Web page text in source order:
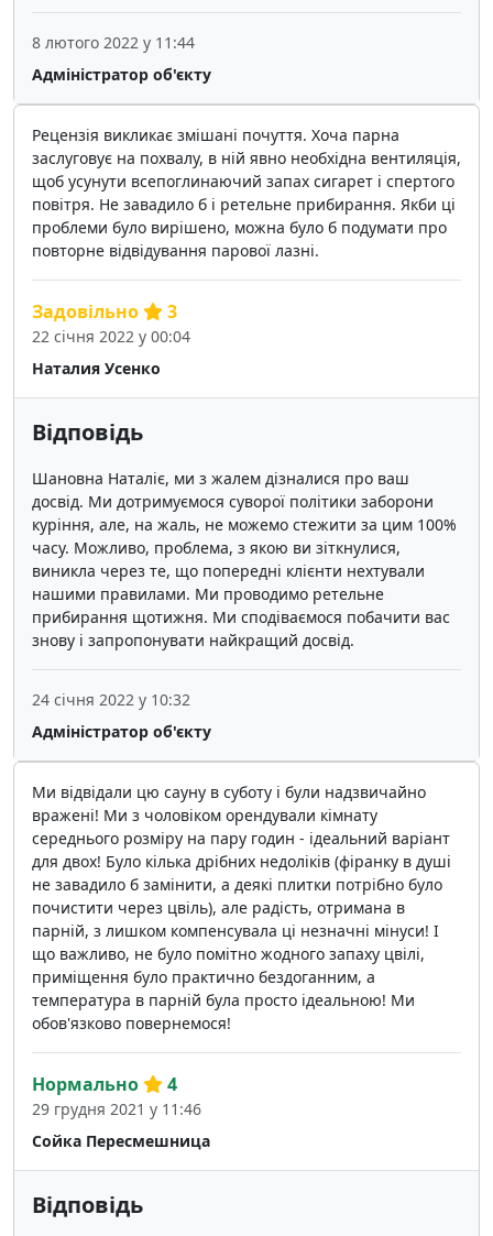
Адміністратор об'єкту
8 лютого 2022 у 11:44
Рецензія викликає змішані почуття. Хоча парна
заслуговує на похвалу, в ній явно необхідна вентиляція,
щоб усунути всепоглинаючий запах сигарет і спертого
повітря. Не завадило б і ретельне прибирання. Якби ці
проблеми було вирішено, можна було б подумати про
повторне відвідування парової лазні.
Наталия Усенко
Задовільно 3
22 січня 2022 у 00:04
Відповідь
Шановна Наталіє, ми з жалем дізналися про ваш
досвід. Ми дотримуємося суворої політики заборони
куріння, але, на жаль, не можемо стежити за цим 100%
часу. Можливо, проблема, з якою ви зіткнулися,
виникла через те, що попередні клієнти нехтували
нашими правилами. Ми проводимо ретельне
прибирання щотижня. Ми сподіваємося побачити вас
знову і запропонувати найкращий досвід.
Адміністратор об'єкту
24 січня 2022 у 10:32
Ми відвідали цю сауну в суботу і були надзвичайно
вражені! Ми з чоловіком орендували кімнату
середнього розміру на пару годин - ідеальний варіант
для двох! Було кілька дрібних недоліків (фіранку в душі
не завадило б замінити, а деякі плитки потрібно було
почистити через цвіль), але радість, отримана в
парній, з лишком компенсувала ці незначні мінуси! І
що важливо, не було помітно жодного запаху цвілі,
приміщення було практично бездоганним, а
температура в парній була просто ідеальною! Ми
обов'язково повернемося!
Сойка Пересмешница
Нормально 4
29 грудня 2021 у 11:46
Відповідь